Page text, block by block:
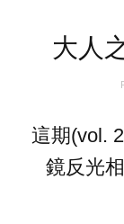
大人
這期(vol.
鏡反光